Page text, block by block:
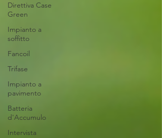
Direttiva Case
Green
Impianto a
soffitto
Fancoil
Trifase
Impianto a
pavimento
Batteria
d'Accumulo
Intervista